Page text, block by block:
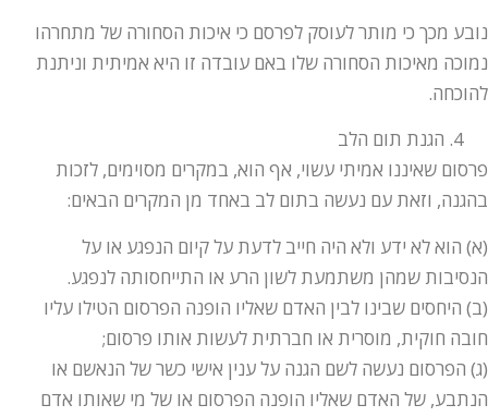
נובע מכך כי מותר לעוסק לפרסם כי איכות הסחורה של מתחרהו
נמוכה מאיכות הסחורה שלו באם עובדה זו היא אמיתית וניתנת
להוכחה.
הגנת תום הלב
פרסום שאיננו אמיתי עשוי, אף הוא, במקרים מסוימים, לזכות
בהגנה, וזאת עם נעשה בתום לב באחד מן המקרים הבאים:
(א) הוא לא ידע ולא היה חייב לדעת על קיום הנפגע או על
הנסיבות שמהן משתמעת לשון הרע או התייחסותה לנפגע.
(ב) היחסים שבינו לבין האדם שאליו הופנה הפרסום הטילו עליו
חובה חוקית, מוסרית או חברתית לעשות אותו פרסום;
(ג) הפרסום נעשה לשם הגנה על ענין אישי כשר של הנאשם או
הנתבע, של האדם שאליו הופנה הפרסום או של מי שאותו אדם